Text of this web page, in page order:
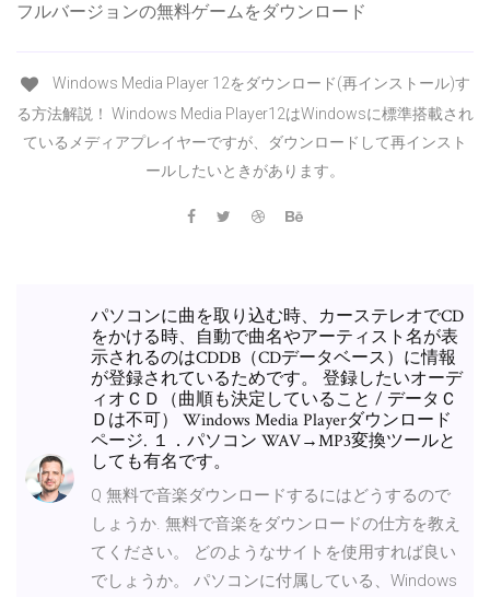
フルバージョンの無料ゲームをダウンロード
Windows Media Player 12をダウンロード(再インストール)す
る方法解説！ Windows Media Player12はWindowsに標準搭載され
ているメディアプレイヤーですが、ダウンロードして再インスト
ールしたいときがあります。
パソコンに曲を取り込む時、カーステレオでCD
をかける時、自動で曲名やアーティスト名が表
示されるのはCDDB（CDデータベース）に情報
が登録されているためです。 登録したいオーデ
ィオＣＤ（曲順も決定していること / データＣ
Ｄは不可） Windows Media Playerダウンロード
ページ. １．パソコン WAV→MP3変換ツールと
しても有名です。
Q 無料で音楽ダウンロードするにはどうするので
しょうか. 無料で音楽をダウンロードの仕方を教え
てください。 どのようなサイトを使用すれば良い
でしょうか。 パソコンに付属している、Windows